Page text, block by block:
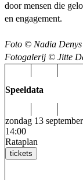
door mensen die
en engagement.
Foto © Nadia Denys
Fotogalerij © Jitte
Speeldata
zondag 13 september
14:00
Rataplan
tickets